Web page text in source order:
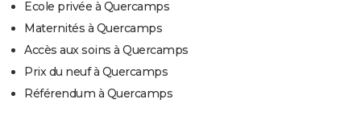
Ecole privée à Quercamps
Maternités à Quercamps
Accès aux soins à Quercamps
Prix du neuf à Quercamps
Référendum à Quercamps